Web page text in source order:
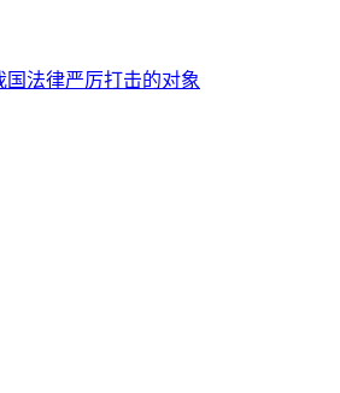
法律严厉打击的对象